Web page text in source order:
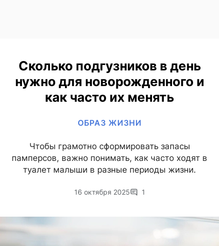
Сколько подгузников в день
нужно для новорожденного и
как часто их менять
ОБРАЗ ЖИЗНИ
Чтобы грамотно сформировать запасы
памперсов, важно понимать, как часто ходят в
туалет малыши в разные периоды жизни.
16 октября 2025 1